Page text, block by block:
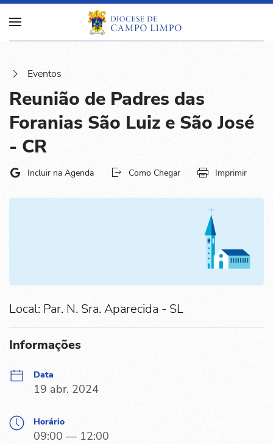
Eventos
Reunião de Padres das
Foranias São Luiz e São José
- CR
Incluir na Agenda Como Chegar Imprimir
Local: Par. N. Sra. Aparecida - SL
Informações
Data
19 abr. 2024
Horário
09:00 — 12:00